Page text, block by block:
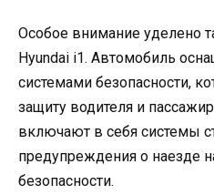
Особое внимание уделено
Hyundai i1. Автомобиль
системами безопасности,
защиту водителя и
включают в себя системы
предупреждения о наезде
безопасности.